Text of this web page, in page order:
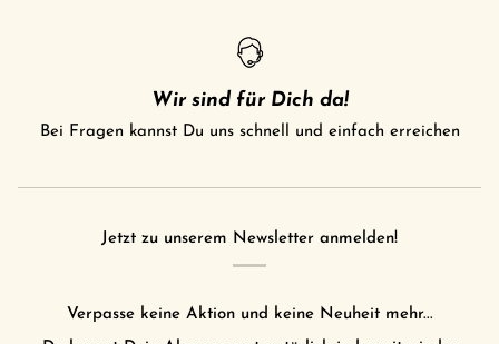
Wir sind für Dich da!
Bei Fragen kannst Du uns schnell und einfach erreichen
Jetzt zu unserem Newsletter anmelden!
Verpasse keine Aktion und keine Neuheit mehr...